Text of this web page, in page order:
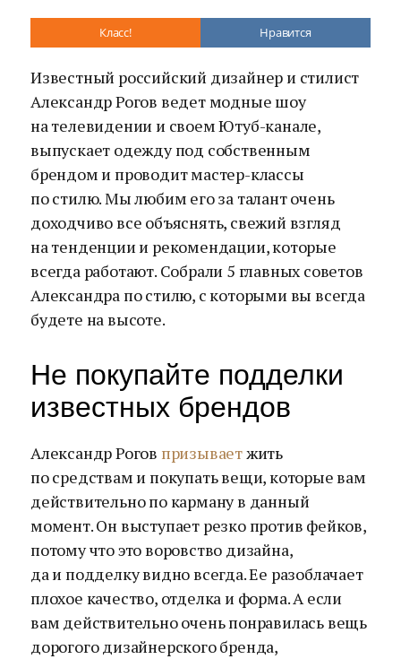
Класс! Нравится
Известный российский дизайнер и стилист
Александр Рогов ведет модные шоу
на телевидении и своем Ютуб-канале,
выпускает одежду под собственным
брендом и проводит мастер-классы
по стилю. Мы любим его за талант очень
доходчиво все объяснять, свежий взгляд
на тенденции и рекомендации, которые
всегда работают. Собрали 5 главных советов
Александра по стилю, с которыми вы всегда
будете на высоте.
Не покупайте подделки
известных брендов
Александр Рогов призываетжить
по средствам и покупать вещи, которые вам
действительно по карману в данный
момент. Он выступает резко против фейков,
потому что это воровство дизайна,
да и подделку видно всегда. Ее разоблачает
плохое качество, отделка и форма. А если
вам действительно очень понравилась вещь
дорогого дизайнерского бренда,